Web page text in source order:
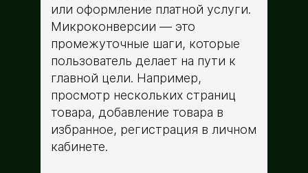
или оформление платной услуги.
Микроконверсии — это
промежуточные шаги, которые
пользователь делает на пути к
главной цели. Например,
просмотр нескольких страниц
товара, добавление товара в
избранное, регистрация в личном
кабинете.